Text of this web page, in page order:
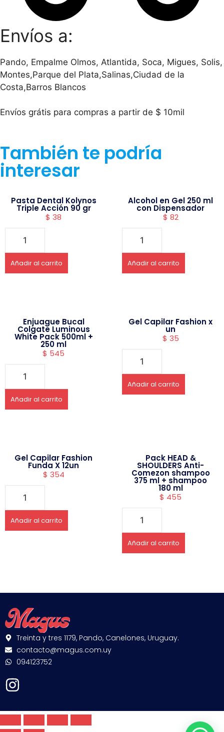
Envíos a:
Pando, Empalme Olmos, Atlantida, Soca, Migues, Solis,
Montes,Parque del Plata,Salinas,Ciudad de la
Costa,Barros Blancos
Envíos grátis para compras a partir de $ 10mil
También te podría
interesar
Pasta Dental Kolynos
Triple Acción 90 gr
$ 38
Añadir al carrito
Alcohol en Gel 250 ml
con Dispensador
$ 82
Añadir al carrito
Enjuague Bucal
Colgate Luminous
White Pack 500ml +
250 ml
$ 545
Añadir al carrito
Gel Capilar Fashion x
un
$ 35
Añadir al carrito
Gel Capilar Fashion
Funda X 12un
$ 354
Añadir al carrito
Pack HEAD &
SHOULDERS Anti-
Comezon shampoo
375 ml + shampoo
180 ml
$ 455
Añadir al carrito
Treinta y tres 1179, Pando, Canelones, Uruguay.
contacto@magus.com.uy
094123752